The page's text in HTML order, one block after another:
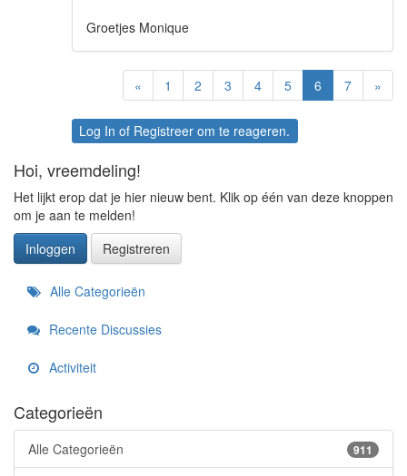
Groetjes Monique
« 1 2 3 4 5 6 7 »
Log In of Registreer om te reageren.
Hoi, vreemdeling!
Het lijkt erop dat je hier nieuw bent. Klik op één van deze knoppen
om je aan te melden!
Inloggen
Registreren
Snelkoppelingen
Alle Categorieën
Recente Discussies
Activiteit
Categorieën
911
Alle Categorieën